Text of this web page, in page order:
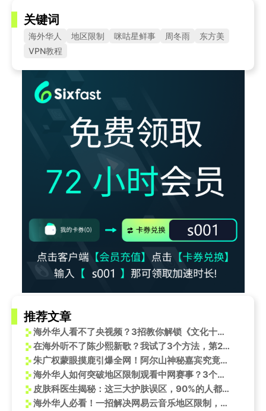
关键词
海外华人 地区限制 咪咕星鲜事 周冬雨
东方美
VPN教程
推荐文章
海外华人看不了央视频？3招教你解锁《文化十分》华山摇滚纪录片
在海外听不了陈少熙新歌？我试了3个方法，第2个简直绝了
朱广权蒙眼摸鹿引爆全网！阿尔山神秘嘉宾究竟是谁？海外华人也能同步追更
海外华人如何突破地区限制观看中网赛事？3个实用技巧解决你的烦恼
皮肤科医生揭秘：这三大护肤误区，90%的人都中招了！
海外华人必看！一招解决网易云音乐地区限制，告别歌曲无法播放、歌词不同步烦恼